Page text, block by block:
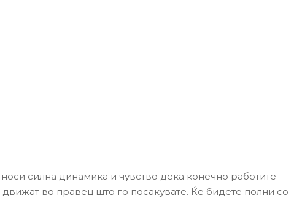
силна динамика и чувство дека конечно работите
движат во правец што го посакувате. Ќе бидете полни со